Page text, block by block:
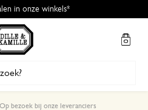
in onze winkels*
Op bezoek bij onze leveranciers